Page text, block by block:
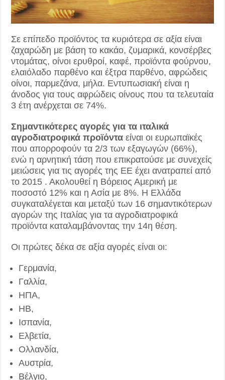
Σε επίπεδο προϊόντος τα κυριότερα σε αξία είναι
ζαχαρώδη με βάση το κακάο, ζυμαρικά, κονσέρβες
ντομάτας, οίνοι ερυθροί, καφέ, προϊόντα φούρνου,
ελαιόλαδο παρθένο και έξτρα παρθένο, αφρώδεις
οίνοι, παρμεζάνα, μήλα. Εντυπωσιακή είναι η
άνοδος για τους αφρώδεις οίνους που τα τελευταία
3 έτη ανέρχεται σε 74%.
Σημαντικότερες αγορές για τα ιταλικά
αγροδιατροφικά προϊόντα είναι οι ευρωπαϊκές
που απορροφούν τα 2/3 των εξαγωγών (66%),
ενώ η αρνητική τάση που επικρατούσε με συνεχείς
μειώσεις για τις αγορές της ΕΕ έχει ανατραπεί από
το 2015 . Ακολουθεί η Βόρειος Αμερική με
ποσοστό 12% και η Ασία με 8%. Η Ελλάδα
συγκαταλέγεται και μεταξύ των 16 σημαντικότερων
αγορών της Ιταλίας για τα αγροδιατροφικά
προϊόντα καταλαμβάνοντας την 14η θέση.
Οι πρώτες δέκα σε αξία αγορές είναι οι:
Γερμανία,
Γαλλία,
ΗΠΑ,
ΗΒ,
Ισπανία,
Ελβετία,
Ολλανδία,
Αυστρία,
Βέλγιο,